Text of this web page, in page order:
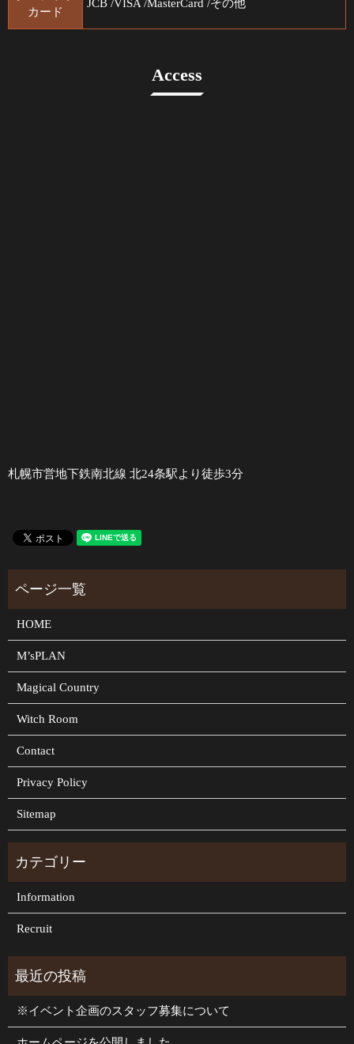
カード
JCB /VISA /MasterCard /その他
Access
札幌市営地下鉄南北線 北24条駅より徒歩3分
HOME
M’sPLAN
Magical Country
Witch Room
Contact
Privacy Policy
Sitemap
Information
Recruit
※イベント企画のスタッフ募集について